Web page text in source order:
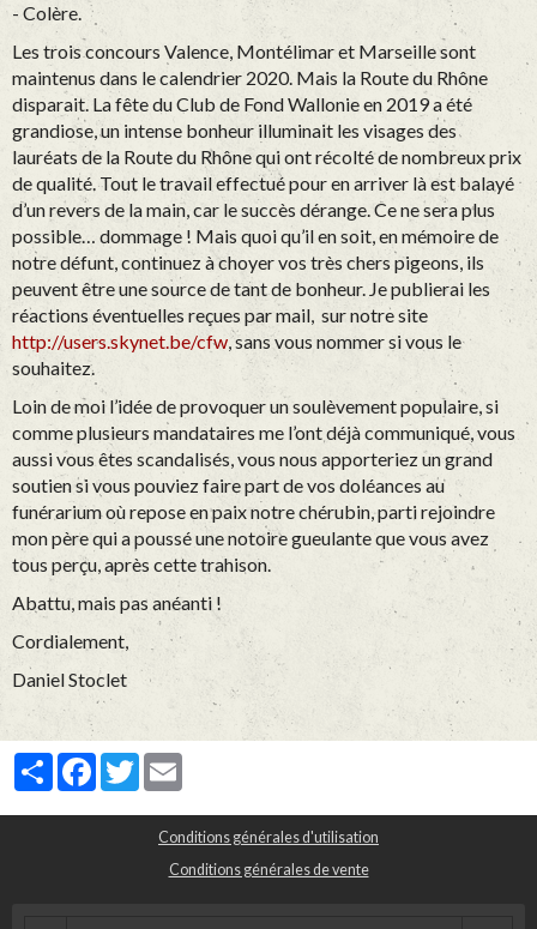
- Colère.
Les trois concours Valence, Montélimar et Marseille sont
maintenus dans le calendrier 2020. Mais la Route du Rhône
disparait. La fête du Club de Fond Wallonie en 2019 a été
grandiose, un intense bonheur illuminait les visages des
lauréats de la Route du Rhône qui ont récolté de nombreux prix
de qualité. Tout le travail effectué pour en arriver là est balayé
d’un revers de la main, car le succès dérange. Ce ne sera plus
possible… dommage ! Mais quoi qu’il en soit, en mémoire de
notre défunt, continuez à choyer vos très chers pigeons, ils
peuvent être une source de tant de bonheur. Je publierai les
réactions éventuelles reçues par mail, sur notre site
http://users.skynet.be/cfw, sans vous nommer si vous le
souhaitez.
Loin de moi l’idée de provoquer un soulèvement populaire, si
comme plusieurs mandataires me l’ont déjà communiqué, vous
aussi vous êtes scandalisés, vous nous apporteriez un grand
soutien si vous pouviez faire part de vos doléances au
funérarium où repose en paix notre chérubin, parti rejoindre
mon père qui a poussé une notoire gueulante que vous avez
tous perçu, après cette trahison.
Abattu, mais pas anéanti !
Cordialement,
Daniel Stoclet
PartagerFacebook
Twitter
Conditions générales d'utilisation
Conditions générales de vente